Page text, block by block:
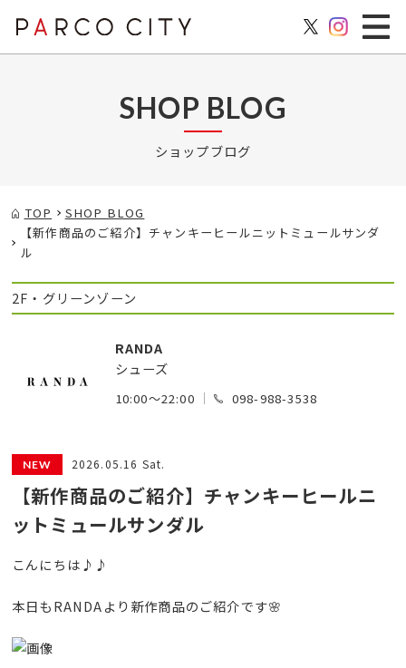
SHOP BLOG
ショップブログ
TOP
SHOP BLOG
【新作商品のご紹介】チャンキーヒールニットミュールサンダ
ル
2F・グリーンゾーン
RANDA
シューズ
10:00～22:00 098-988-3538
2026.05.16 Sat.
【新作商品のご紹介】チャンキーヒールニ
ットミュールサンダル
こんにちは♪♪
本日もRANDAより新作商品のご紹介です🌸